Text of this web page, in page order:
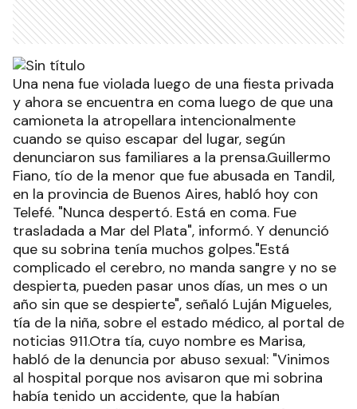
Una nena fue violada luego de una fiesta privada
y ahora se encuentra en coma luego de que una
camioneta la atropellara intencionalmente
cuando se quiso escapar del lugar, según
denunciaron sus familiares a la prensa.Guillermo
Fiano, tío de la menor que fue abusada en Tandil,
en la provincia de Buenos Aires, habló hoy con
Telefé. "Nunca despertó. Está en coma. Fue
trasladada a Mar del Plata", informó. Y denunció
que su sobrina tenía muchos golpes."Está
complicado el cerebro, no manda sangre y no se
despierta, pueden pasar unos días, un mes o un
año sin que se despierte", señaló Luján Migueles,
tía de la niña, sobre el estado médico, al portal de
noticias 911.Otra tía, cuyo nombre es Marisa,
habló de la denuncia por abuso sexual: "Vinimos
al hospital porque nos avisaron que mi sobrina
había tenido un accidente, que la habían